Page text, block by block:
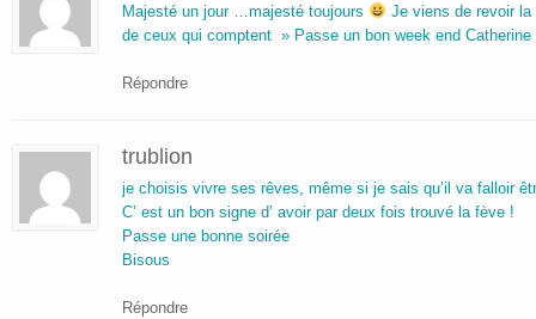
Majesté un jour …majesté toujours
Je viens de revoir
de ceux qui comptent » Passe un bon week end Catherine
Répondre
trublion
je choisis vivre ses rêves, même si je sais qu’il va falloir
C’ est un bon signe d’ avoir par deux fois trouvé la fève !
Passe une bonne soirée
Bisous
Répondre